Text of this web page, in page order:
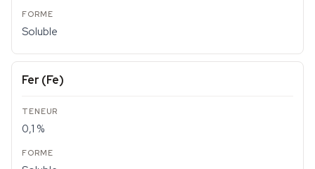
Soluble
Fer (Fe)
0,1 %